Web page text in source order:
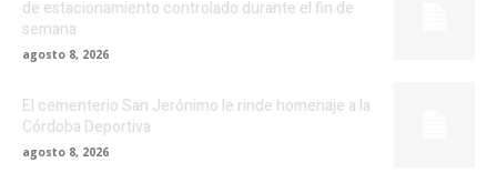
de estacionamiento controlado durante el fin de
semana
agosto 8, 2026
El cementerio San Jerónimo le rinde homenaje a la
Córdoba Deportiva
agosto 8, 2026